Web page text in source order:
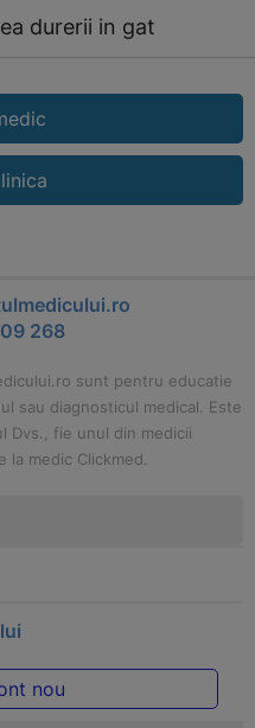
durerii in gat
268
sunt pentru educatie
sau diagnosticul medical. Este
Dvs., fie unul din medicii
medic Clickmed.
nou